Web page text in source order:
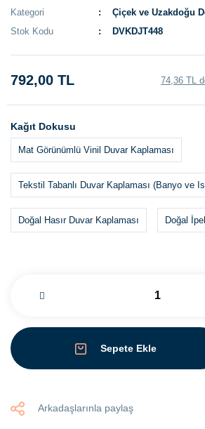
Kategori
Çiçek ve Uzakdoğu
Stok Kodu
DVKDJT448
792,00 TL 74,36 TL
Kağıt Dokusu
Mat Görünümlü Vinil Duvar Kaplaması
Tekstil Tabanlı Duvar Kaplaması (Banyo ve
Doğal Hasır Duvar Kaplaması Doğal
Sepete Ekle
Arkadaşlarınla paylaş